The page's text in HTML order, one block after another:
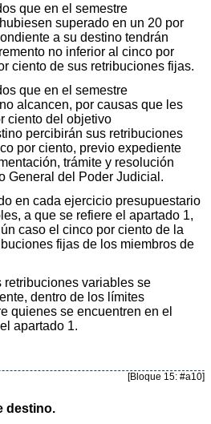
que en el semestre
superado en un 20 por
a su destino tendrán
no inferior al cinco por
ciento de sus retribuciones fijas.
que en el semestre
alcancen, por causas que les
ciento del objetivo
percibirán sus retribuciones
por ciento, previo expediente
trámite y resolución
General del Poder Judicial.
en cada ejercicio presupuestario
a que se refiere el apartado 1,
caso el cinco por ciento de la
fijas de los miembros de
retribuciones variables se
dentro de los límites
quienes se encuentren en el
apartado 1.
[Bloque 15: #a10]
destino.